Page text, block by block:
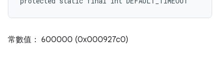
常數值： 600000 (0x000927c0)